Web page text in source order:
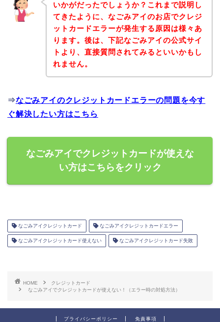
いかがだったでしょうか？これまで説明し
てきたように、なごみアイのお店でクレジ
ットカードエラーが発生する原因は様々あ
ります。後は、下記なごみアイの公式サイ
トより、直接質問されてみるといいかもし
れません。
⇒なごみアイのクレジットカードエラーの問題を今す
ぐ解決したい方はこちら
なごみアイでクレジットカードが使えな
い方はこちらをクリック
なごみアイクレジットカード なごみアイクレジットカードエラー
なごみアイクレジットカード使えない なごみアイクレジットカード失敗
HOME
クレジットカード
なごみアイでクレジットカードが使えない！（エラー時の対処方法）
プライバシーポリシー 免責事項